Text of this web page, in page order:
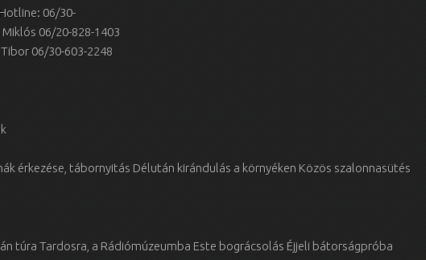
06/30-
Miklós 06/20-828-1403
Tibor 06/30-603-2248
érkezése, tábornyitás Délután kirándulás a környéken Közös szalonnasütés
túra Tardosra, a Rádiómúzeumba Este bográcsolás Éjjeli bátorságpróba